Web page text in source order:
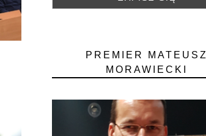
PREMIER MATEUSZ
MORAWIECKI